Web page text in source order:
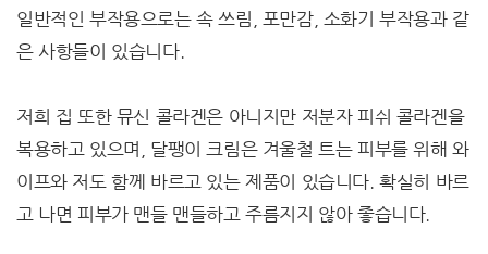
일반적인 부작용으로는 속 쓰림, 포만감, 소화기 부작용과 같
은 사항들이 있습니다.
저희 집 또한 뮤신 콜라겐은 아니지만 저분자 피쉬 콜라겐을
복용하고 있으며, 달팽이 크림은 겨울철 트는 피부를 위해 와
이프와 저도 함께 바르고 있는 제품이 있습니다. 확실히 바르
고 나면 피부가 맨들 맨들하고 주름지지 않아 좋습니다.